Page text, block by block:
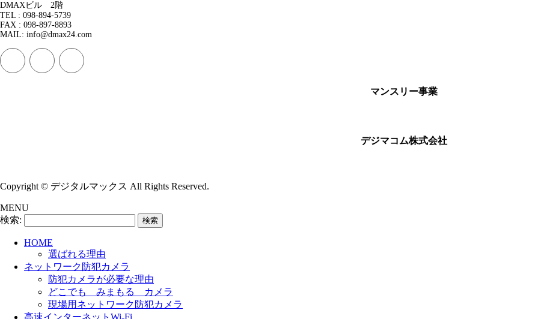
DMAXビル 2階
TEL : 098-894-5739
FAX : 098-897-8893
MAIL: info@dmax24.com
マンスリー事業
デジマコム株式会社
Copyright © デジタルマックス All Rights Reserved.
MENU
検索:
HOME
選ばれる理由
ネットワーク防犯カメラ
防犯カメラが必要な理由
どこでも みまもる カメラ
現場用ネットワーク防犯カメラ